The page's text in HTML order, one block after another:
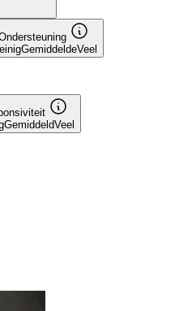
GemiddeldeVeel
GemiddeldVeel